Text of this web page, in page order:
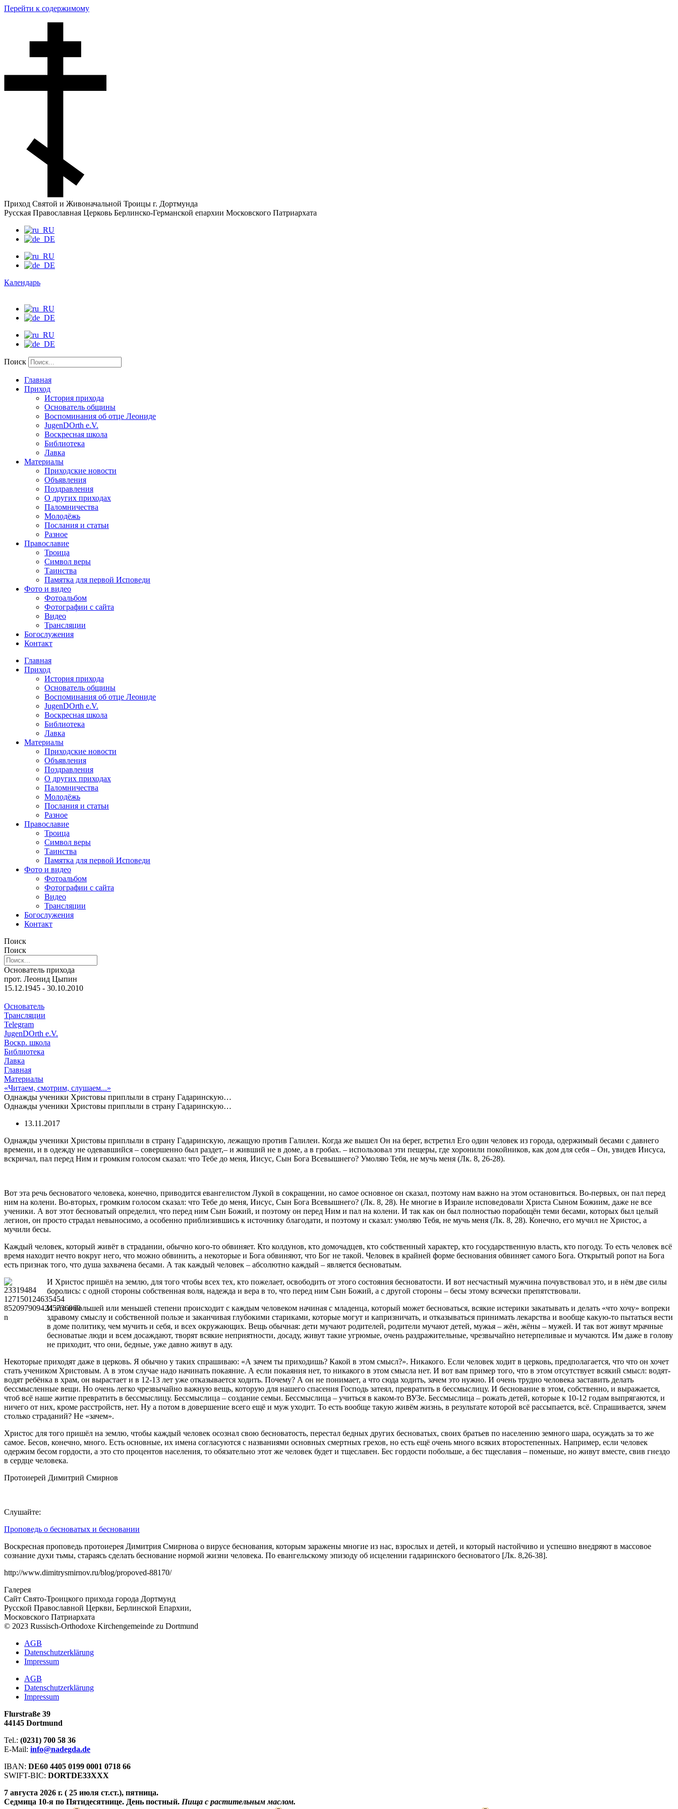
Перейти к содержимому
Приход Святой и Живоначальной Троицы г. Дортмунда
Русская Православная Церковь Берлинско-Германской епархии Московского Патриархата
Календарь
Поиск
Главная
Приход
История прихода
Основатель общины
Воспоминания об отце Леониде
JugenDOrth e.V.
Воскресная школа
Библиотека
Лавка
Материалы
Приходские новости
Объявления
Поздравления
О других приходах
Паломничества
Молодёжь
Послания и статьи
Разное
Православие
Троица
Символ веры
Таинства
Памятка для первой Исповеди
Фото и видео
Фотоальбом
Фотографии с сайта
Видео
Трансляции
Богослужения
Контакт
Главная
Приход
История прихода
Основатель общины
Воспоминания об отце Леониде
JugenDOrth e.V.
Воскресная школа
Библиотека
Лавка
Материалы
Приходские новости
Объявления
Поздравления
О других приходах
Паломничества
Молодёжь
Послания и статьи
Разное
Православие
Троица
Символ веры
Таинства
Памятка для первой Исповеди
Фото и видео
Фотоальбом
Фотографии с сайта
Видео
Трансляции
Богослужения
Контакт
Поиск
Поиск
Основатель прихода
прот. Леонид Цыпин
15.12.1945 - 30.10.2010
Основатель
Трансляции
Telegram
JugenDOrth e.V.
Воскр. школа
Библиотека
Лавка
Главная
Материалы
«Читаем, смотрим, слушаем...»
Однажды ученики Христовы приплыли в страну Гадаринскую…
Однажды ученики Христовы приплыли в страну Гадаринскую…
13.11.2017
Однажды ученики Христовы приплыли в страну Гадаринскую, лежащую против Галилеи. Когда же вышел Он на берег, встретил Его один человек из города, одержимый бесами с давнего
времени, и в одежду не одевавшийся – совершенно был раздет,– и живший не в доме, а в гробах. – использовал эти пещеры, где хоронили покойников, как дом для себя – Он, увидев Иисуса,
вскричал, пал перед Ним и громким голосом сказал: что Тебе до меня, Иисус, Сын Бога Всевышнего? Умоляю Тебя, не мучь меня (Лк. 8, 26-28).
Вот эта речь бесноватого человека, конечно, приводится евангелистом Лукой в сокращении, но самое основное он сказал, поэтому нам важно на этом остановиться. Во-первых, он пал перед
ним на колени. Во-вторых, громким голосом сказал: что Тебе до меня, Иисус, Сын Бога Всевышнего? (Лк. 8, 28). Не многие в Израиле исповедовали Христа Сыном Божиим, даже не все
ученики. А вот этот бесноватый определил, что перед ним Сын Божий, и поэтому он перед Ним и пал на колени. И так как он был полностью порабощён теми бесами, которых был целый
легион, он просто страдал невыносимо, а особенно приблизившись к источнику благодати, и поэтому и сказал: умоляю Тебя, не мучь меня (Лк. 8, 28). Конечно, его мучил не Христос, а
мучили бесы.
Каждый человек, который живёт в страдании, обычно кого-то обвиняет. Кто колдунов, кто домочадцев, кто собственный характер, кто государственную власть, кто погоду. То есть человек всё
время находит нечто вокруг него, что можно обвинить, а некоторые и Бога обвиняют, что Бог не такой. Человек в крайней форме беснования обвиняет самого Бога. Открытый ропот на Бога
есть признак того, что душа захвачена бесами. А так каждый человек – абсолютно каждый – является бесноватым.
И Христос пришёл на землю, для того чтобы всех тех, кто пожелает, освободить от этого состояния бесноватости. И вот несчастный мужчина почувствовал это, и в нём две силы
боролись: с одной стороны собственная воля, надежда и вера в то, что перед ним Сын Божий, а с другой стороны – бесы этому всячески препятствовали.
И это в большей или меньшей степени происходит с каждым человеком начиная с младенца, который может бесноваться, всякие истерики закатывать и делать «что хочу» вопреки
здравому смыслу и собственной пользе и заканчивая глубокими стариками, которые могут и капризничать, и отказываться принимать лекарства и вообще какую-то пытаться вести
в доме политику, чем мучить и себя, и всех окружающих. Вещь обычная: дети мучают родителей, родители мучают детей, мужья – жён, жёны – мужей. И так вот живут мрачные
бесноватые люди и всем досаждают, творят всякие неприятности, досаду, живут такие угрюмые, очень раздражительные, чрезвычайно нетерпеливые и мучаются. Им даже в голову
не приходит, что они, бедные, уже давно живут в аду.
Некоторые приходят даже в церковь. Я обычно у таких спрашиваю: «А зачем ты приходишь? Какой в этом смысл?». Никакого. Если человек ходит в церковь, предполагается, что что он хочет
стать учеником Христовым. А в этом случае надо начинать покаяние. А если покаяния нет, то никакого в этом смысла нет. И вот вам пример того, что в этом отсутствует всякий смысл: водят-
водят ребёнка в храм, он вырастает и в 12-13 лет уже отказывается ходить. Почему? А он не понимает, а что сюда ходить, зачем это нужно. И очень трудно человека заставить делать
бессмысленные вещи. Но очень легко чрезвычайно важную вещь, которую для нашего спасения Господь затеял, превратить в бессмыслицу. И беснование в этом, собственно, и выражается,
чтоб всё наше житие превратить в бессмыслицу. Бессмыслица – создание семьи. Бессмыслица – учиться в каком-то ВУЗе. Бессмыслица – рожать детей, которые к 10-12 годам выпрягаются, и
ничего от них, кроме расстройств, нет. Ну а потом в довершение всего ещё и муж уходит. То есть вообще такую живём жизнь, в результате которой всё рассыпается, всё. Спрашивается, зачем
столько страданий? Не «зачем».
Христос для того пришёл на землю, чтобы каждый человек осознал свою бесноватость, перестал бедных других бесноватых, своих братьев по населению земного шара, осуждать за то же
самое. Бесов, конечно, много. Есть основные, их имена согласуются с названиями основных смертных грехов, но есть ещё очень много всяких второстепенных. Например, если человек
одержим бесом гордости, а это сто процентов населения, то обязательно этот же человек будет и тщеславен. Бес гордости побольше, а бес тщеславия – поменьше, но живут вместе, свив гнездо
в сердце человека.
Протоиерей Димитрий Смирнов
Слушайте:
Проповедь о бесноватых и бесновании
Воскресная проповедь протоиерея Димитрия Смирнова о вирусе беснования, которым заражены многие из нас, взрослых и детей, и который настойчиво и успешно внедряют в массовое
сознание духи тьмы, стараясь сделать беснование нормой жизни человека. По евангельскому эпизоду об исцелении гадаринского бесноватого [Лк. 8,26-38].
http://www.dimitrysmirnov.ru/blog/propoved-88170/
Галерея
Сайт Свято-Троицкого прихода города Дортмунд
Русской Православной Церкви, Берлинской Епархии,
Московского Патриархата
© 2023 Russisch-Orthodoxe Kirchengemeinde zu Dortmund
АGB
Datenschutzerklärung
Impressum
АGB
Datenschutzerklärung
Impressum
Flurstraße 39
44145 Dortmund
Tel.: (0231) 700 58 36
E-Mail: info@nadegda.de
IBAN: DE60 4405 0199 0001 0718 66
SWIFT-BIC: DORTDE33XXX
7 августа 2026 г. ( 25 июля ст.ст.), пятница.
Седмица 10-я по Пятидесятнице. День постный. Пища с растительным маслом.